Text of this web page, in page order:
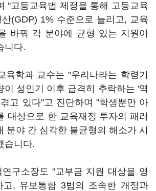
"고등교육법 제정을 통해 고등교육
(GDP) 1% 수준으로 늘리고, 교육
바꿔 각 분야에 균형 있는 지원이
니다.
육학과 교수는 "우리나라는 학령기
이 성인기 이후 급격히 추락하는 '역
고 있다"고 진단하며 "학생뿐만 아
대상으로 한 교육재정 투자의 패러
분야 간 심각한 불균형의 해소가 시
습니다.
구소장도 "교부금 지원 대상을 영
고, 유보통합 3법의 조속한 개정과